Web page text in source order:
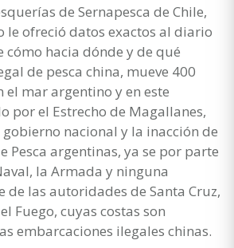
de Sernapesca de Chile,
le ofreció datos exactos al diario
cómo hacia dónde y de qué
de pesca china, mueve 400
el mar argentino y en este
por el Estrecho de Magallanes,
nacional y la inacción de
Pesca argentinas, ya se por parte
la Armada y ninguna
de las autoridades de Santa Cruz,
Fuego, cuyas costas son
embarcaciones ilegales chinas.